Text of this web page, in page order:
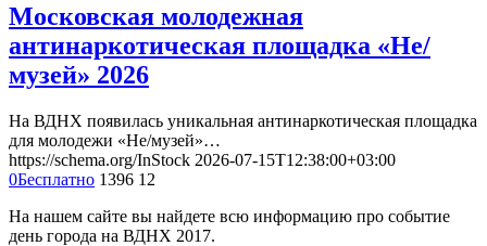
Московская молодежная
антинаркотическая площадка «Не/
музей» 2026
На ВДНХ появилась уникальная антинаркотическая площадка
для молодежи «Не/музей»…
https://schema.org/InStock 2026-07-15T12:38:00+03:00
0Бесплатно 1396 12
На нашем сайте вы найдете всю информацию про событие
день города на ВДНХ 2017.